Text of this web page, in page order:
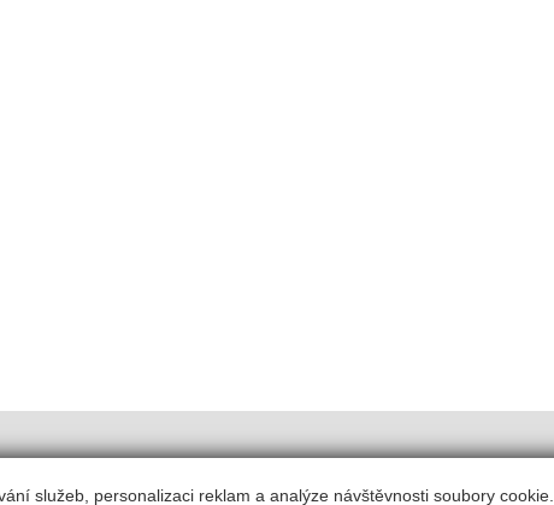
služeb, personalizaci reklam a analýze návštěvnosti soubory cookie.